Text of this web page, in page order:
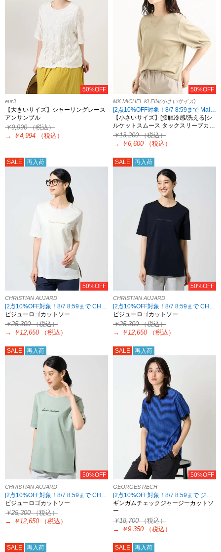
50%OFF
eur3
【大きいサイズ】シャーリングレース
アンサンブル
￥9,990（税込）
→
￥4,994 （税込）
50%OFF
MK MICHEL KLEIN(小さいサイズ)
[2点10%OFF対象！8/7 8:59まで Maison de CINQ限定]
【小さいサイズ】[接触冷感/洗える]シ
ルケットスムース タックスリーブカ…
￥13,200（税込）
→
￥6,600 （税込）
SALE 再入荷
50%OFF
CHRISTIAN AUJARD
[2点10%OFF対象！8/7 8:59まで CHRISTIAN AUJARD限定]
ビジューロゴカットソー
￥25,300（税込）
→
￥12,650 （税込）
SALE 再入荷
50%OFF
CHRISTIAN AUJARD
[2点10%OFF対象！8/7 8:59まで CHRISTIAN AUJARD限定]
ビジューロゴカットソー
￥25,300（税込）
→
￥12,650 （税込）
SALE 再入荷
50%OFF
CHRISTIAN AUJARD
[2点10%OFF対象！8/7 8:59まで CHRISTIAN AUJARD限定]
ビジューロゴカットソー
￥25,300（税込）
→
￥12,650 （税込）
SALE 再入荷
50%OFF
GEORGES RECH
[2点10%OFF対象！8/7 8:59まで ジョルジュレッシュ限定][7/23再値下げ]
ギンガムチェックジャージーカットソ
ー
￥18,700（税込）
→
￥9,350 （税込）
SALE 再入荷 SALE 再入荷